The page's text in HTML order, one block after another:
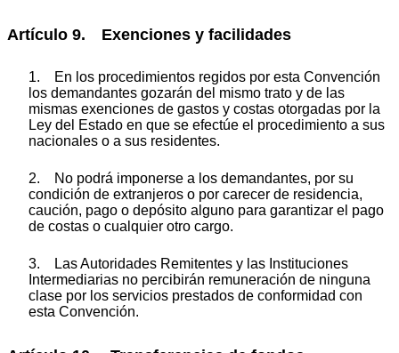
Artículo 9. Exenciones y facilidades
1. En los procedimientos regidos por esta Convención
los demandantes gozarán del mismo trato y de las
mismas exenciones de gastos y costas otorgadas por la
Ley del Estado en que se efectúe el procedimiento a sus
nacionales o a sus residentes.
2. No podrá imponerse a los demandantes, por su
condición de extranjeros o por carecer de residencia,
caución, pago o depósito alguno para garantizar el pago
de costas o cualquier otro cargo.
3. Las Autoridades Remitentes y las Instituciones
Intermediarias no percibirán remuneración de ninguna
clase por los servicios prestados de conformidad con
esta Convención.